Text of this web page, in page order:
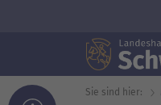
Sie sind hier: